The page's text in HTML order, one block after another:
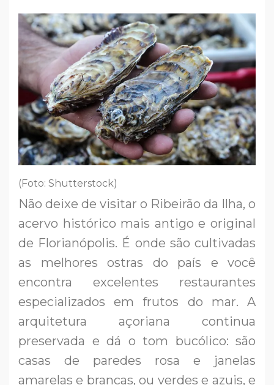
(Foto: Shutterstock)
Não deixe de visitar o Ribeirão da Ilha, o
acervo histórico mais antigo e original
de Florianópolis. É onde são cultivadas
as melhores ostras do país e você
encontra excelentes restaurantes
especializados em frutos do mar. A
arquitetura açoriana continua
preservada e dá o tom bucólico: são
casas de paredes rosa e janelas
amarelas e brancas, ou verdes e azuis, e